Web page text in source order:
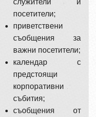
служители и
посетители;
приветствени
съобщения за
важни посетители;
календар с
предстоящи
корпоративни
събития;
съобщения от